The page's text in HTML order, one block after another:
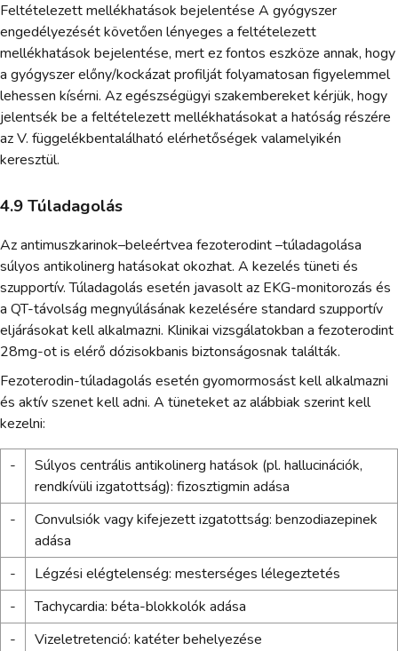
Feltételezett mellékhatások bejelentése A gyógyszer
engedélyezését követően lényeges a feltételezett
mellékhatások bejelentése, mert ez fontos eszköze annak, hogy
a gyógyszer előny/kockázat profilját folyamatosan figyelemmel
lehessen kísérni. Az egészségügyi szakembereket kérjük, hogy
jelentsék be a feltételezett mellékhatásokat a hatóság részére
az V. függelékbentalálható elérhetőségek valamelyikén
keresztül.
4.9 Túladagolás
Az antimuszkarinok–beleértvea fezoterodint –túladagolása
súlyos antikolinerg hatásokat okozhat. A kezelés tüneti és
szupportív. Túladagolás esetén javasolt az EKG-monitorozás és
a QT-távolság megnyúlásának kezelésére standard szupportív
eljárásokat kell alkalmazni. Klinikai vizsgálatokban a fezoterodint
28mg-ot is elérő dózisokbanis biztonságosnak találták.
Fezoterodin-túladagolás esetén gyomormosást kell alkalmazni
és aktív szenet kell adni. A tüneteket az alábbiak szerint kell
kezelni:
-
Súlyos centrális antikolinerg hatások (pl. hallucinációk,
rendkívüli izgatottság): fizosztigmin adása
-
Convulsiók vagy kifejezett izgatottság: benzodiazepinek
adása
-
Légzési elégtelenség: mesterséges lélegeztetés
-
Tachycardia: béta-blokkolók adása
-
Vizeletretenció: katéter behelyezése